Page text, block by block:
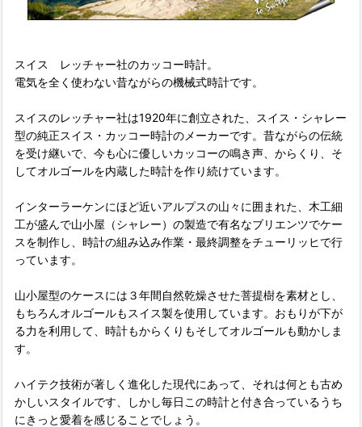
スイス レッチャー社のカッコー時計。
電気を全く使わない昔ながらの機械式時計です。
スイスのレッチャー社は1920年に創立された、スイス・シャレー
型の純正スイス・カッコー時計のメーカーです。昔ながらの伝統
を受け継いで、今も心に優しいカッコーの鳴き声、からくり、そ
してオルゴールを内蔵した時計を作り続けています。
インターラーケンにほど近いアルプスの山々に囲まれた、木工細
工が盛んで山小屋（シャレー）の製造で有名なブリエンツでケー
スを制作し、時計の組み込み作業・最終調整をチューリッヒで行
っています。
山小屋型のケースには３年間自然乾燥させた菩提樹を素材とし、
もちろんオルゴールもスイス製を使用しています。おもりが下が
る力を利用して、時計もからくりもそしてオルゴールも動かしま
す。
ハイテク技術が著しく進化した現代にあって、それは何とも古め
かしいスタイルです、しかし毎日この時計と付き合っているうち
にきっと愛着を感じることでしょう。